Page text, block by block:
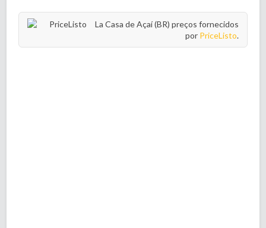
La Casa de Açaí (BR) preços fornecidos
por PriceListo.